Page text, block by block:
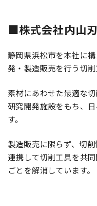
■株式会社内山
静岡県浜松市を本社に
発・製造販売を行う切削
素材にあわせた最適な
研究開発施設をもち、
す。
製造販売に限らず、切
連携して切削工具を共
ごとを解消しています。